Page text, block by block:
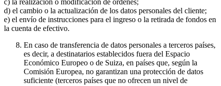
d) el cambio o la actualización de los datos personales del cliente;
e) el envío de instrucciones para el ingreso o la retirada de fondos en
la cuenta de efectivo.
En caso de transferencia de datos personales a terceros países,
es decir, a destinatarios establecidos fuera del Espacio
Económico Europeo o de Suiza, en países que, según la
Comisión Europea, no garantizan una protección de datos
suficiente (terceros países que no ofrecen un nivel de